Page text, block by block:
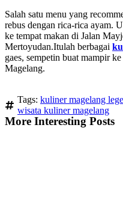
Salah satu menu yang
rebus dengan rica-rica ayam.
ke tempat makan di Jalan
Mertoyudan.Itulah berbagai
gaes, sempetin buat mampir
Magelang.
Tags: kuliner magelang
wisata kuliner magelang
More Interesting Posts